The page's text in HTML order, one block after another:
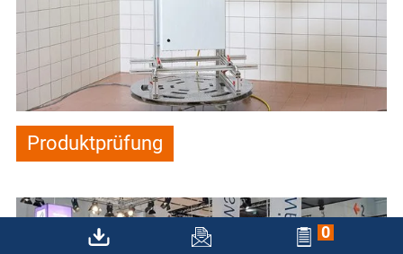
0
Produktprüfung